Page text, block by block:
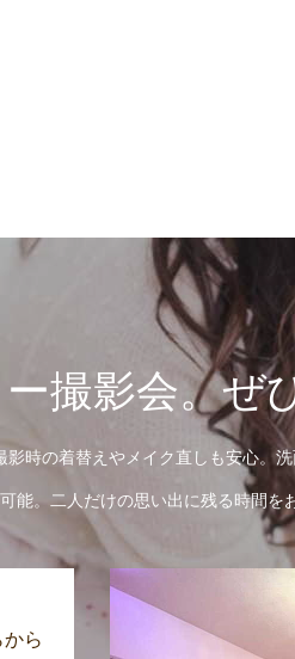
撮影会。ぜ
時の着替えやメイク直しも安心。
能。二人だけの思い出に残る時間を
ら